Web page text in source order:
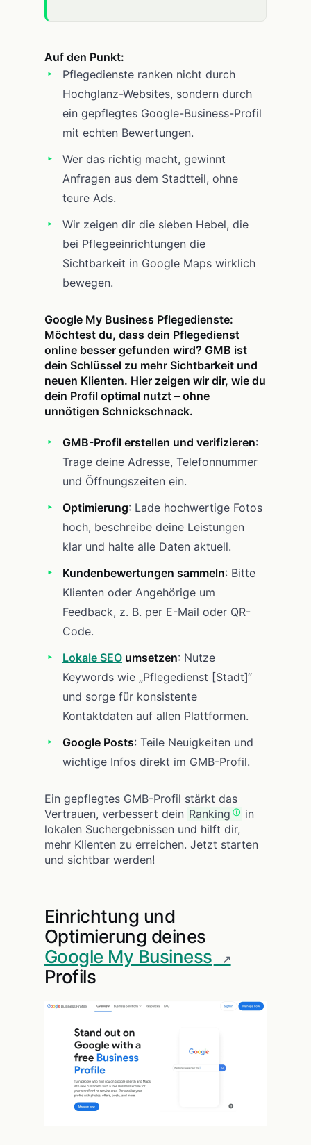
Auf den Punkt:
Pflegedienste ranken nicht durch
Hochglanz-Websites, sondern durch
ein gepflegtes Google-Business-Profil
mit echten Bewertungen.
Wer das richtig macht, gewinnt
Anfragen aus dem Stadtteil, ohne
teure Ads.
Wir zeigen dir die sieben Hebel, die
bei Pflegeeinrichtungen die
Sichtbarkeit in Google Maps wirklich
bewegen.
Google My Business Pflegedienste:
Möchtest du, dass dein Pflegedienst
online besser gefunden wird? GMB ist
dein Schlüssel zu mehr Sichtbarkeit und
neuen Klienten. Hier zeigen wir dir, wie du
dein Profil optimal nutzt – ohne
unnötigen Schnickschnack.
GMB-Profil erstellen und verifizieren:
Trage deine Adresse, Telefonnummer
und Öffnungszeiten ein.
Optimierung: Lade hochwertige Fotos
hoch, beschreibe deine Leistungen
klar und halte alle Daten aktuell.
Kundenbewertungen sammeln: Bitte
Klienten oder Angehörige um
Feedback, z. B. per E-Mail oder QR-
Code.
Lokale SEO umsetzen: Nutze
Keywords wie „Pflegedienst [Stadt]“
und sorge für konsistente
Kontaktdaten auf allen Plattformen.
Google Posts: Teile Neuigkeiten und
wichtige Infos direkt im GMB-Profil.
Ein gepflegtes GMB-Profil stärkt das
Vertrauen, verbessert dein Ranking
in
lokalen Suchergebnissen und hilft dir,
mehr Klienten zu erreichen. Jetzt starten
und sichtbar werden!
Einrichtung und
Optimierung deines
Google My Business
Profils